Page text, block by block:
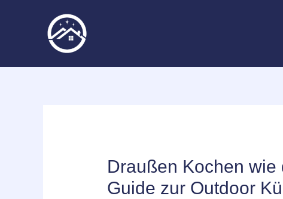
Draußen Kochen
Guide zur Outdoor